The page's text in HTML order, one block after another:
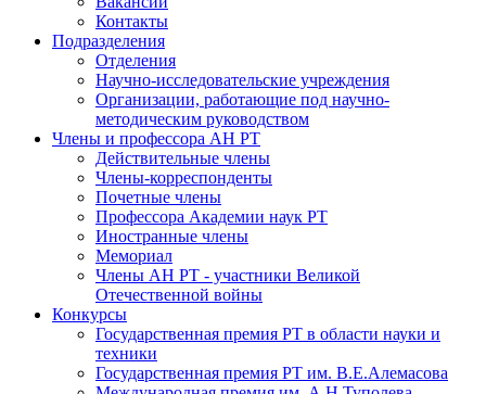
Контакты
Подразделения
Отделения
Научно-исследовательские учреждения
Организации, работающие под научно-
методическим руководством
Члены и профессора АН РТ
Действительные члены
Члены-корреспонденты
Почетные члены
Профессора Академии наук РТ
Иностранные члены
Мемориал
Члены АН РТ - участники Великой
Отечественной войны
Конкурсы
Государственная премия РТ в области науки и
техники
Государственная премия РТ им. В.Е.Алемасова